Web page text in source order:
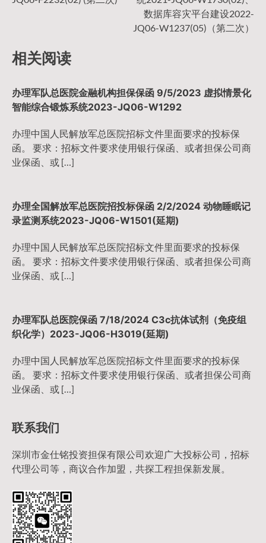
航
数据库容灾平台建设2022-
JQ06-W1237(05)（第二次）
相关阅读
办理军队总医院金融机构担保保函 9/5/2023 虚拟情景化
智能综合锻炼系统2023-JQ06-W1292
办理中国人民解放军总医院招标文件里面要求的投标保
函。 要求：招标文件要求使用银行保函、或者担保公司商
业保函、或 […]
办理全国解放军总医院招投标保函 2/2/2024 动物睡眠记
录监测系统2023-JQ06-W1501(延期)
办理中国人民解放军总医院招标文件里面要求的投标保
函。 要求：招标文件要求使用银行保函、或者担保公司商
业保函、或 […]
办理军队总医院保函 7/18/2024 C3c抗体试剂（免疫组
织化学）2023-JQ06-H3019(延期)
办理中国人民解放军总医院招标文件里面要求的投标保
函。 要求：招标文件要求使用银行保函、或者担保公司商
业保函、或 […]
联系我们
深圳市金仕铭投资担保有限公司欢迎广大投标公司，招标
代理公司等，商议合作加盟，共探工程担保新发展。